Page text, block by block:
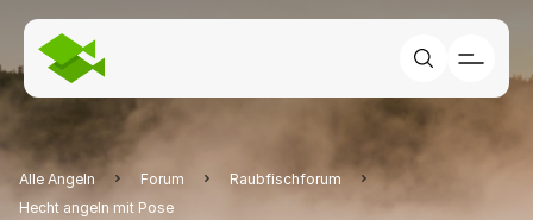
Alle Angeln Forum
Raubfischforum
Hecht angeln mit Pose